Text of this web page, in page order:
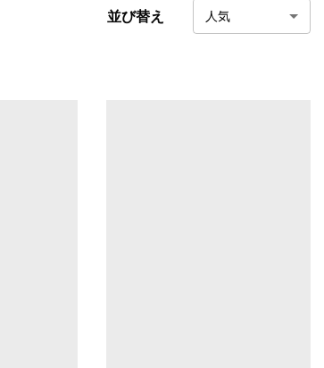
並び替え 人気